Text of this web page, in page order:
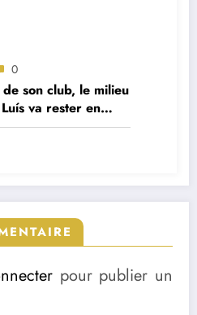
0
son club, le milieu
va rester en
pour publier un